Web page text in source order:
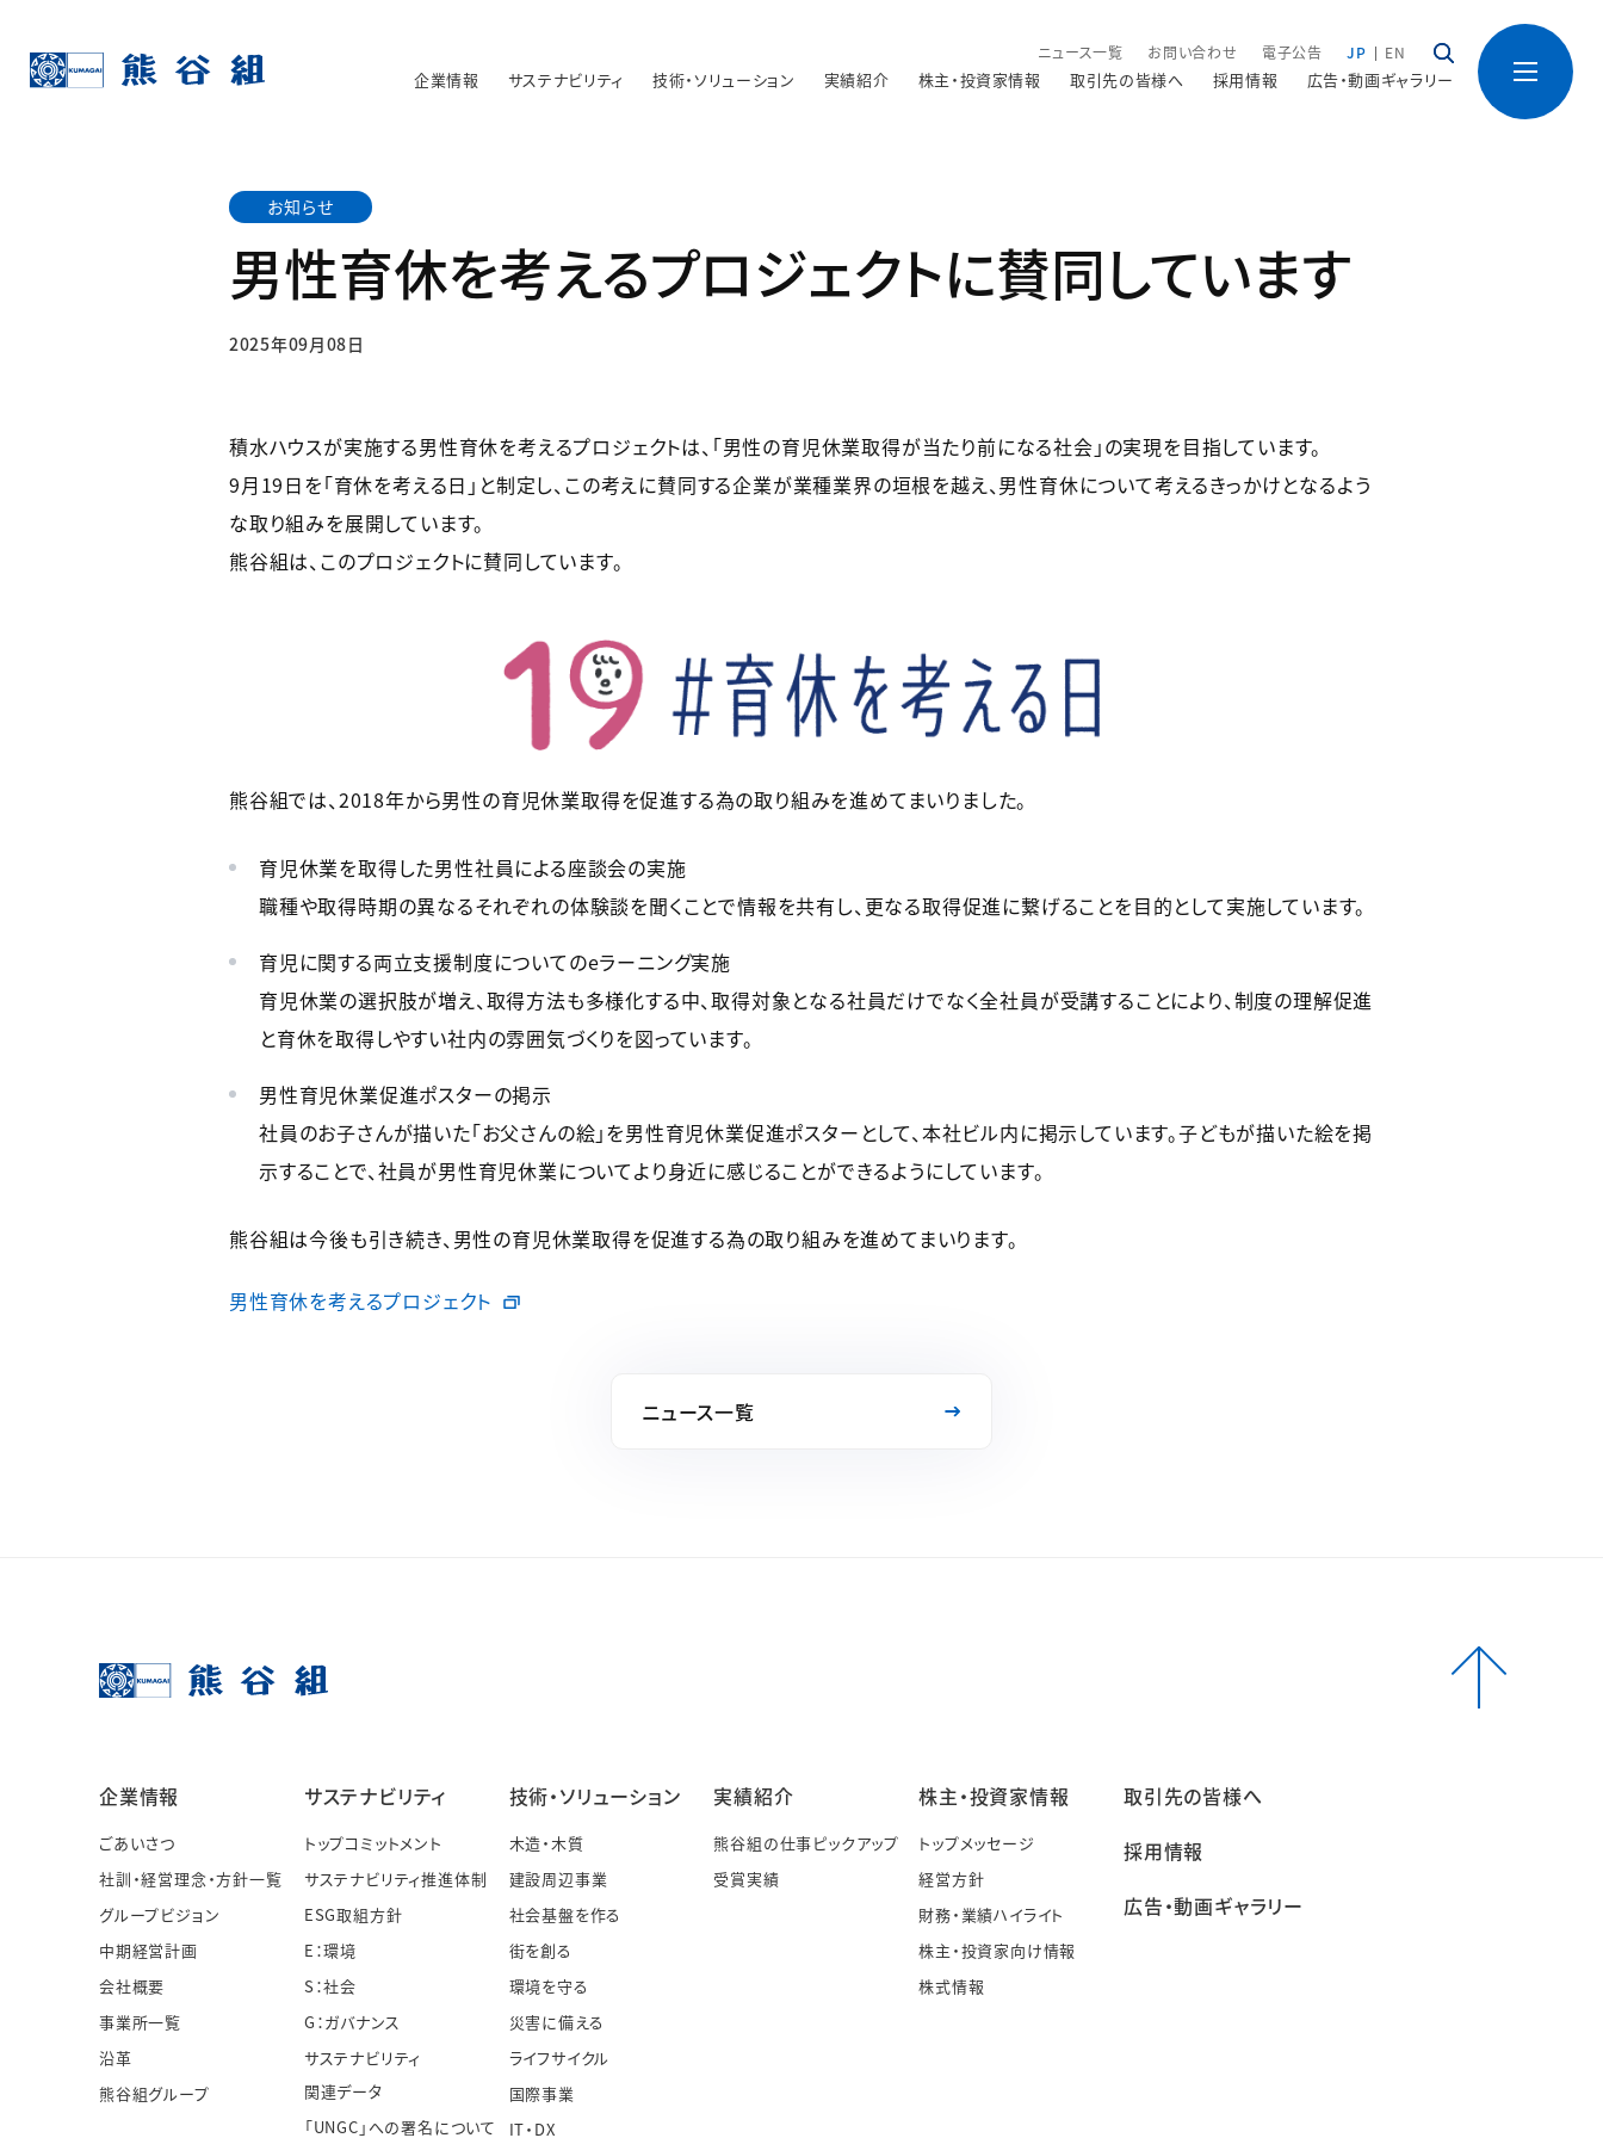
ニュース一覧 お問い合わせ 電子公告 JP EN
企業情報 サステナビリティ 技術・ソリューション 実績紹介 株主・投資家情報 取引先の皆様へ 採用情報 広告・動画ギャラリー
お知らせ
男性育休を考えるプロジェクトに賛同しています
2025年09月08日
積水ハウスが実施する男性育休を考えるプロジェクトは、「男性の育児休業取得が当たり前になる社会」の実現を目指しています。
9月19日を「育休を考える日」と制定し、この考えに賛同する企業が業種業界の垣根を越え、男性育休について考えるきっかけとなるよう
な取り組みを展開しています。
熊谷組は、このプロジェクトに賛同しています。
熊谷組では、2018年から男性の育児休業取得を促進する為の取り組みを進めてまいりました。
育児休業を取得した男性社員による座談会の実施
職種や取得時期の異なるそれぞれの体験談を聞くことで情報を共有し、更なる取得促進に繋げることを目的として実施しています。
育児に関する両立支援制度についてのeラーニング実施
育児休業の選択肢が増え、取得方法も多様化する中、取得対象となる社員だけでなく全社員が受講することにより、制度の理解促進
と育休を取得しやすい社内の雰囲気づくりを図っています。
男性育児休業促進ポスターの掲示
社員のお子さんが描いた「お父さんの絵」を男性育児休業促進ポスターとして、本社ビル内に掲示しています。子どもが描いた絵を掲
示することで、社員が男性育児休業についてより身近に感じることができるようにしています。
熊谷組は今後も引き続き、男性の育児休業取得を促進する為の取り組みを進めてまいります。
男性育休を考えるプロジェクト
ニュース一覧
企業情報
ごあいさつ
社訓・経営理念・方針一覧
グループビジョン
中期経営計画
会社概要
事業所一覧
沿革
熊谷組グループ
サステナビリティ
トップコミットメント
サステナビリティ推進体制
ESG取組方針
E：環境
S：社会
G：ガバナンス
サステナビリティ
関連データ
「UNGC」への署名について
技術・ソリューション
木造・木質
建設周辺事業
社会基盤を作る
街を創る
環境を守る
災害に備える
ライフサイクル
国際事業
IT・DX
実績紹介
熊谷組の仕事ピックアップ
受賞実績
株主・投資家情報
トップメッセージ
経営方針
財務・業績ハイライト
株主・投資家向け情報
株式情報
取引先の皆様へ
採用情報
広告・動画ギャラリー